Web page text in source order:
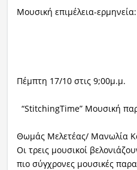
Μουσική επιμέλεια-
Πέμπτη 17/10
“StitchingTime”
Paul
Θωμάς Μελετέας/ Μανωλία
Οι τρεις μουσικοί
πιο σύγχρονες μουσικές